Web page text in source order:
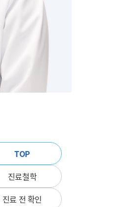
TOP
진료철학
진료 전 확인